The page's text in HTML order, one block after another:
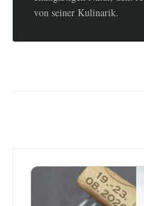
von seiner Kulinarik.